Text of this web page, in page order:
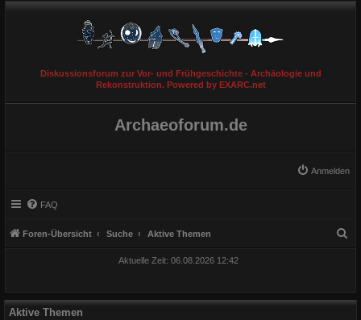
Diskussionsforum zur Vor- und Frühgeschichte - Archäologie und
Rekonstruktion. Powered by EXARC.net
Archaeoforum.de
Anmelden
FAQ
Foren-Übersicht Suche Aktive Themen
Aktuelle Zeit: 06.08.2026 12:42
Aktive Themen